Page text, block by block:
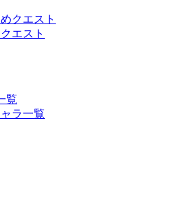
クエスト
エスト
覧
ラ一覧